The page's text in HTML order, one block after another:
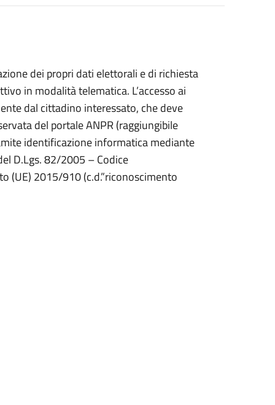
dei propri dati elettorali e di richiesta
in modalità telematica. L’accesso ai
dal cittadino interessato, che deve
del portale ANPR (raggiungibile
identificazione informatica mediante
D.Lgs. 82/2005 – Codice
(UE) 2015/910 (c.d.”riconoscimento